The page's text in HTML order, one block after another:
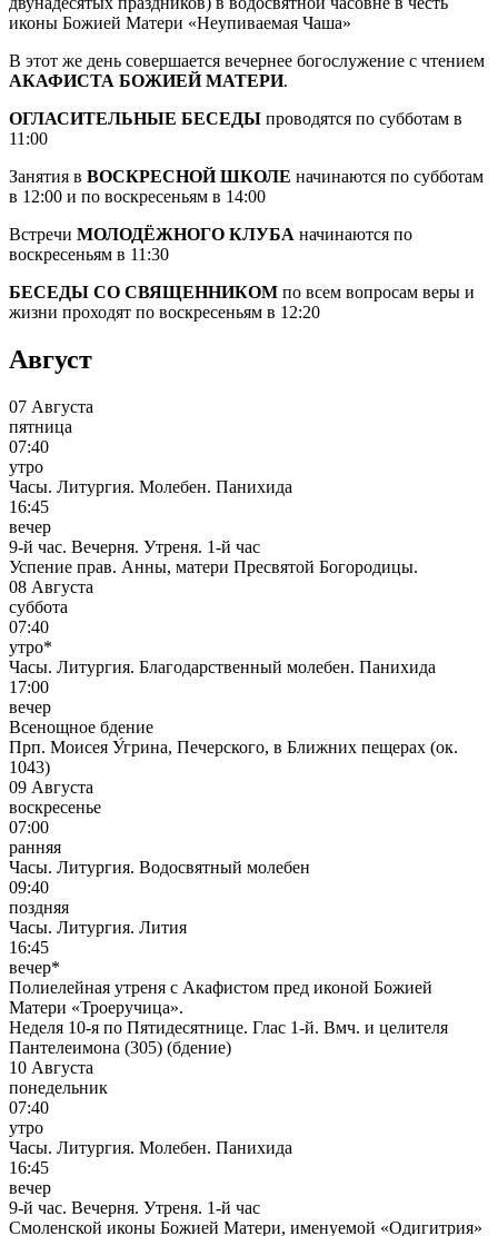
иконы Божией Матери «Неупиваемая Чаша»
В этот же день совершается вечернее богослужение с чтением
АКАФИСТА БОЖИЕЙ МАТЕРИ.
ОГЛАСИТЕЛЬНЫЕ БЕСЕДЫ проводятся по субботам в
11:00
Занятия в ВОСКРЕСНОЙ ШКОЛЕ начинаются по субботам
в 12:00 и по воскресеньям в 14:00
Встречи МОЛОДЁЖНОГО КЛУБА начинаются по
воскресеньям в 11:30
БЕСЕДЫ СО СВЯЩЕННИКОМ по всем вопросам веры и
жизни проходят по воскресеньям в 12:20
Август
07 Августа
пятница
07:40
утро
Часы. Литургия. Молебен. Панихида
16:45
вечер
9-й час. Вечерня. Утреня. 1-й час
Успение прав. Анны, матери Пресвятой Богородицы.
08 Августа
суббота
07:40
утро*
Часы. Литургия. Благодарственный молебен. Панихида
17:00
вечер
Всенощное бдение
Прп. Моисея У́грина, Печерского, в Ближних пещерах (ок.
1043)
09 Августа
воскресенье
07:00
ранняя
Часы. Литургия. Водосвятный молебен
09:40
поздняя
Часы. Литургия. Лития
16:45
вечер*
Полиелейная утреня с Акафистом пред иконой Божией
Матери «Троеручица».
Неделя 10-я по Пятидесятнице. Глас 1-й. Вмч. и целителя
Пантелеимона (305) (бдение)
10 Августа
понедельник
07:40
утро
Часы. Литургия. Молебен. Панихида
16:45
вечер
9-й час. Вечерня. Утреня. 1-й час
Смоленской иконы Божией Матери, именуемой «Одигитрия»